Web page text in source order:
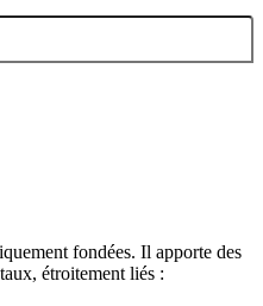
fondées. Il apporte des
étroitement liés :